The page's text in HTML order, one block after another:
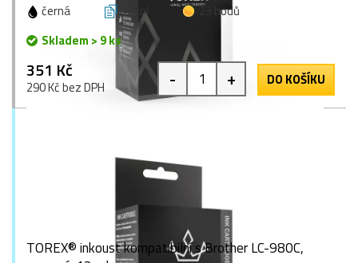
černá 12 ml
23 bodů
Skladem > 9 ks
351 Kč
290 Kč bez DPH - + DO KOŠÍKU
TOREX® inkoust kompatibilní s Brother LC-980C,